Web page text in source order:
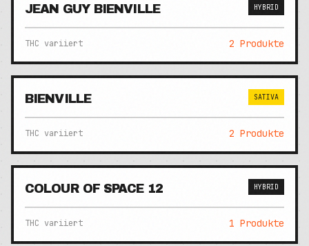
JEAN GUY BIENVILLE HYBRID
THC variiert 2 Produkte
BIENVILLE SATIVA
THC variiert 2 Produkte
COLOUR OF SPACE 12 HYBRID
THC variiert 1 Produkte